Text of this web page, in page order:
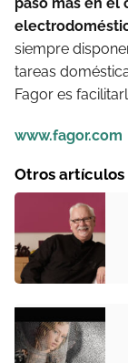
siempre
tareas
Fagor es
www.fagor.com
Otros artículos